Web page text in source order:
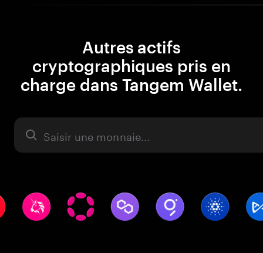
Autres actifs
cryptographiques pris en
charge dans Tangem Wallet.
Actifs